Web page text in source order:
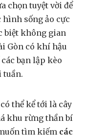
chọn tuyệt vời để
hình sống ảo cực
biệt không gian
Gòn có khí hậu
bạn lập kèo
tuần.
thể kể tới là cây
khu rừng thần bí
tìm kiếm các